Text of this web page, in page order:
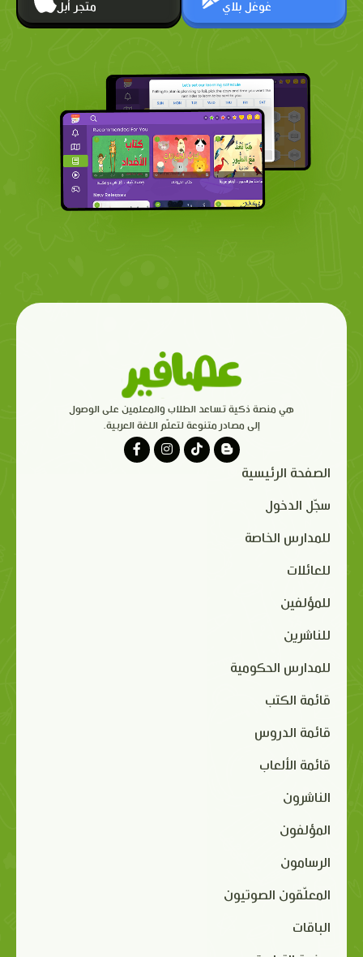
متجر أبل غوغل بلاي
هي منصة ذكية تساعد الطلاب والمعلمين على الوصول
إلى مصادر متنوعة لتعلّم اللغة العربية.
الصفحة الرئيسية
سجّل الدخول
للمدارس الخاصة
للعائلات
للمؤلفين
للناشرين
للمدارس الحكومية
قائمة الكتب
قائمة الدروس
قائمة الألعاب
الناشرون
المؤلفون
الرسامون
المعلّقون الصوتيون
الباقات